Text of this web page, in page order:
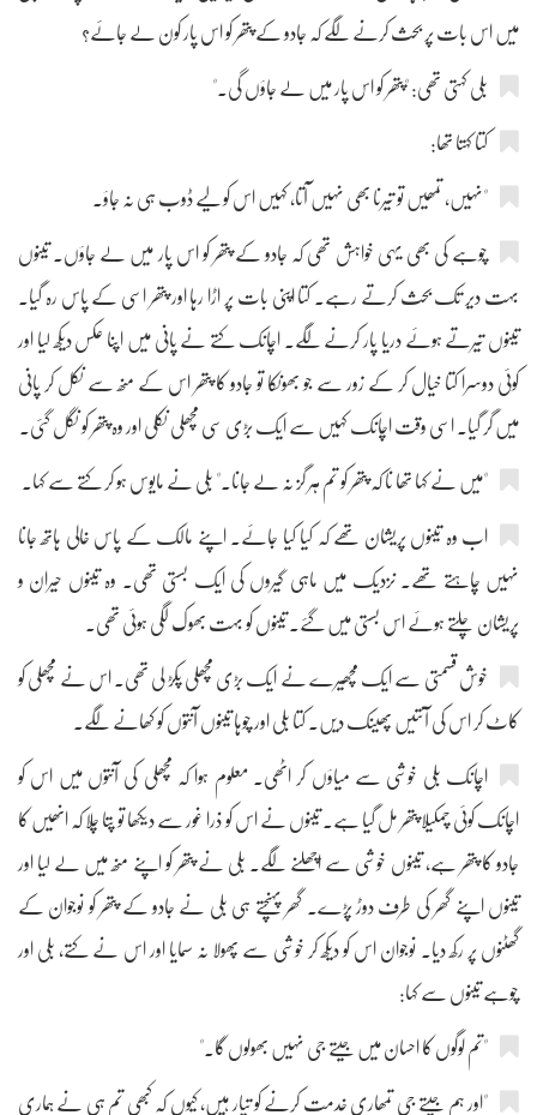
میں اس بات پر بحث کرنے لگے کہ جادو کے پتھر کو اس پار کون لے جائے؟
بلی کہتی تھی: "پتھر کو اس پار میں لے جاؤں گی۔"
کتا کہتا تھا:
"نہیں، تمھیں تو تیرنا بھی نہیں آتا، کہیں اس کو لیے ڈوب ہی نہ جاؤ۔
چوہے کی بھی یہی خواہش تھی کہ جادو کے پتھر کو اس پار میں لے جاؤں۔ تینوں
بہت دیر تک بحث کرتے رہے۔ کتا اپنی بات پر اڑا رہا اور پتھر اسی کے پاس رہ گیا۔
تینوں تیرتے ہوئے دریا پار کرنے لگے۔ اچانک کتے نے پانی میں اپنا عکس دیکھ لیا اور
کوئی دوسرا کتا خیال کر کے زور سے جو بھونکا تو جادو کا پتھر اس کے منھ سے نکل کر پانی
میں گر گیا۔ اسی وقت اچانک کہیں سے ایک بڑی سی مچھلی نکلی اور وہ پتھر کو نگل گئی۔
"میں نے کہا تھا نا کہ پتھر کو تم ہر گز نہ لے جانا۔" بلی نے مایوس ہو کر کتے سے کہا۔
اب وہ تینوں پریشان تھے کہ کیا کیا جائے۔ اپنے مالک کے پاس خالی ہاتھ جانا
نہیں چاہتے تھے۔ نزدیک میں ماہی گیروں کی ایک بستی تھی۔ وہ تینوں حیران و
پریشان چلتے ہوئے اس بستی میں گئے۔ تینوں کو بہت بھوک لگی ہوئی تھی۔
خوش قسمتی سے ایک مچھیرے نے ایک بڑی مچھلی پکڑ لی تھی۔ اس نے مچھلی کو
کاٹ کر اس کی آنتیں پھینک دیں۔ کتا بلی اور چوہا تینوں آنتوں کو کھانے لگے۔
اچانک بلی خوشی سے میاؤں کر اٹھی۔ معلوم ہوا کہ مچھلی کی آنتوں میں اس کو
اچانک کوئی چمکیلا پتھر مل گیا ہے۔ تینوں نے اس کو ذرا غور سے دیکھا تو پتا چلا کہ انھیں کا
جادو کا پتھر ہے، تینوں خوشی سے اچھلنے لگے۔ بلی نے پتھر کو اپنے منھ میں لے لیا اور
تینوں اپنے گھر کی طرف دوڑ پڑے۔ گھر پہنچتے ہی بلی نے جادو کے پتھر کو نوجوان کے
گھٹنوں پر رکھ دیا۔ نوجوان اس کو دیکھ کر خوشی سے پھولا نہ سمایا اور اس نے کتے، بلی اور
چوہے تینوں سے کہا:
"تم لوگوں کا احسان میں جیتے جی نہیں بھولوں گا۔"
"اور ہم جیتے جی تمھاری خدمت کرنے کو تیار ہیں، کیوں کہ کبھی تم ہی نے ہماری